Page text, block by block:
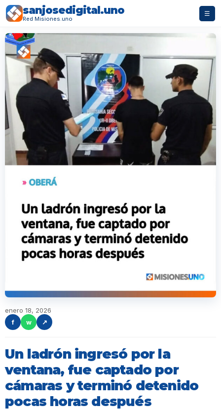
sanjosedigital.uno
Red Misiones.uno
☰
enero 18, 2026
f
w ↗
Un ladrón ingresó por la
ventana, fue captado por
cámaras y terminó detenido
pocas horas después